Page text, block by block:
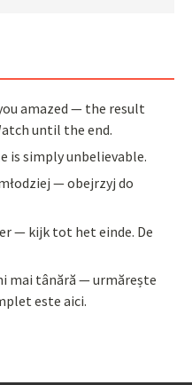
amazed — the result
until the end.
is simply unbelievable.
— obejrzyj do
— kijk tot het einde. De
mai tânără — urmărește
este aici.